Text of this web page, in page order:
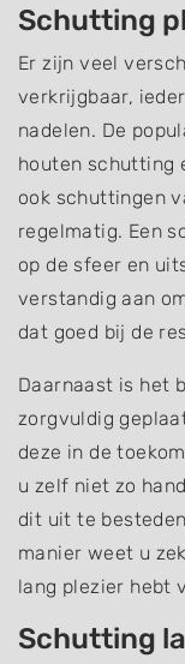
Schutting
Er zijn veel
verkrijgbaar,
nadelen. De
houten schutting
ook schuttingen
regelmatig. Een
op de sfeer en
verstandig aan
dat goed bij de
Daarnaast is het
zorgvuldig
deze in de
u zelf niet zo
dit uit te
manier weet u
lang plezier hebt
Schutting